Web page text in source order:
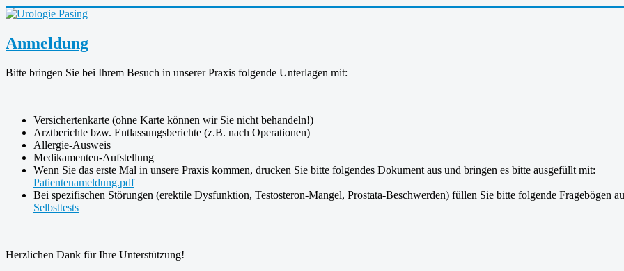
Anmeldung
Bitte bringen Sie bei Ihrem Besuch in unserer Praxis folgende Unterlagen mit:
Versichertenkarte (ohne Karte können wir Sie nicht behandeln!)
Arztberichte bzw. Entlassungsberichte (z.B. nach Operationen)
Allergie-Ausweis
Medikamenten-Aufstellung
Wenn Sie das erste Mal in unsere Praxis kommen, drucken Sie bitte folgendes Dokument aus und bringen es bitte ausgefüllt mit:
Patientenameldung.pdf
Bei spezifischen Störungen (erektile Dysfunktion, Testosteron-Mangel, Prostata-Beschwerden) füllen Sie bitte folgende Fragebögen
Selbsttests
Herzlichen Dank für Ihre Unterstützung!